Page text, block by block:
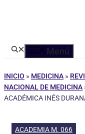
Menú
INICIO » MEDICINA »
NACIONAL DE MEDICINA
ACADÉMICA INÉS
ACADEMIA M. 066